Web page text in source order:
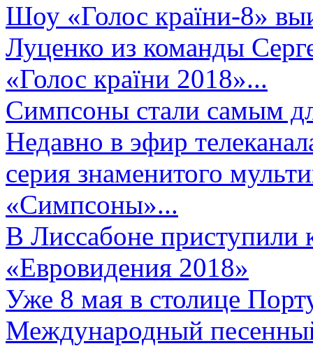
Шоу «Голос країни-8»
Луценко из команды
«Голос країни 2018»...
Симпсоны стали самым
Недавно в эфир
серия знаменитого
«Симпсоны»...
В Лиссабоне приступили
«Евровидения 2018»
Уже 8 мая в столице
Международный